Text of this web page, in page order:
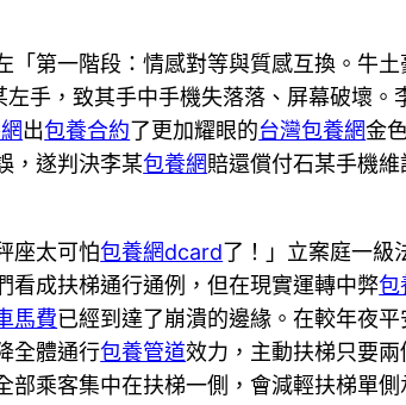
「第一階段：情感對等與質感互換。牛
手，致其手中手機失落落、屏幕破壞。
出包養合約了更加耀眼的台灣包養網金
，遂判決李某包養網賠還償付石某手機
座太可怕包養網dcard了！」立案庭一級
看成扶梯通行通例，但在現實運轉中弊包
馬費已經到達了崩潰的邊緣。在較年夜
全體通行包養管道效力，主動扶梯只要
部乘客集中在扶梯一側，會減輕扶梯單